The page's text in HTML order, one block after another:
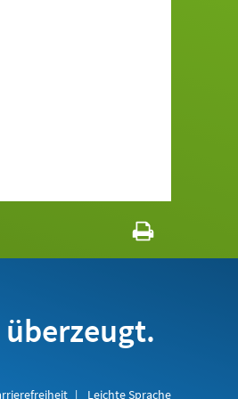
Leichte Sprache